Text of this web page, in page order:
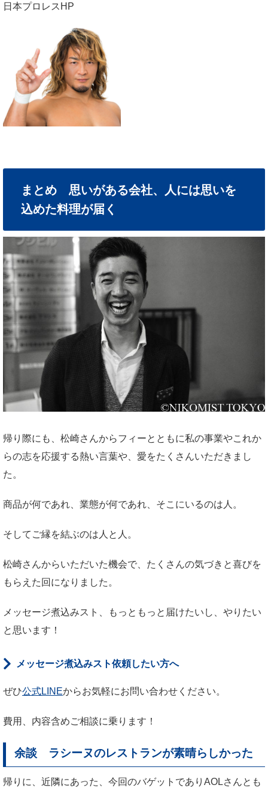
日本プロレスHP
まとめ 思いがある会社、人には思いを
込めた料理が届く
帰り際にも、松崎さんからフィーとともに私の事業やこれか
らの志を応援する熱い言葉や、愛をたくさんいただきまし
た。
商品が何であれ、業態が何であれ、そこにいるのは人。
そしてご縁を結ぶのは人と人。
松崎さんからいただいた機会で、たくさんの気づきと喜びを
もらえた回になりました。
メッセージ煮込みスト、もっともっと届けたいし、やりたい
と思います！
メッセージ煮込みスト依頼したい方へ
ぜひ公式LINEからお気軽にお問い合わせください。
費用、内容含めご相談に乗ります！
余談 ラシーヌのレストランが素晴らしかった
帰りに、近隣にあった、今回のバゲットでありAOLさんとも